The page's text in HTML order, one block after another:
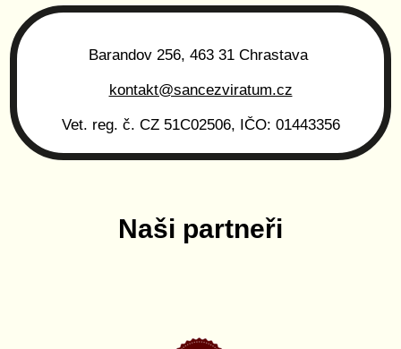
Barandov 256, 463 31 Chrastava
kontakt@sancezviratum.cz
Vet. reg. č. CZ 51C02506, IČO: 01443356
Naši partneři